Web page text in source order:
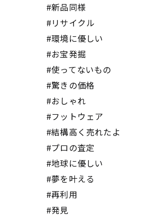
#新品同様
#リサイクル
#環境に優しい
#お宝発掘
#使ってないもの
#驚きの価格
#おしゃれ
#フットウェア
#結構高く売れたよ
#プロの査定
#地球に優しい
#夢を叶える
#再利用
#発見